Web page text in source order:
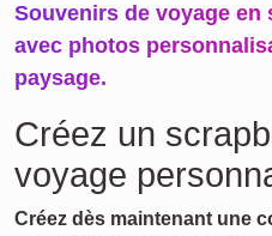
Souvenirs de voyage en
avec photos
paysage.
Créez un
voyage
Créez dès maintenant une